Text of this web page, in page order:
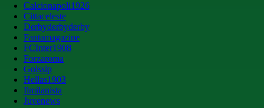
Calcionapoli1926
Cittaceleste
Derbyderbyderby
Fantamagazine
FCInter1908
Forzaroma
Golssip
Hellas1903
Ilmilanista
Juvenews